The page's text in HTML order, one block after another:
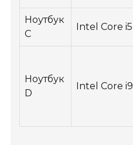
Ноутбук
C
Intel Core i5
Ноутбук
D
Intel Core i9